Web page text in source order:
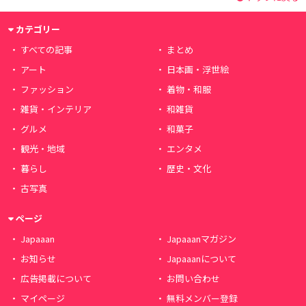
カテゴリー
すべての記事
まとめ
アート
日本画・浮世絵
ファッション
着物・和服
雑貨・インテリア
和雑貨
グルメ
和菓子
観光・地域
エンタメ
暮らし
歴史・文化
古写真
ページ
Japaaan
Japaaanマガジン
お知らせ
Japaaanについて
広告掲載について
お問い合わせ
マイページ
無料メンバー登録